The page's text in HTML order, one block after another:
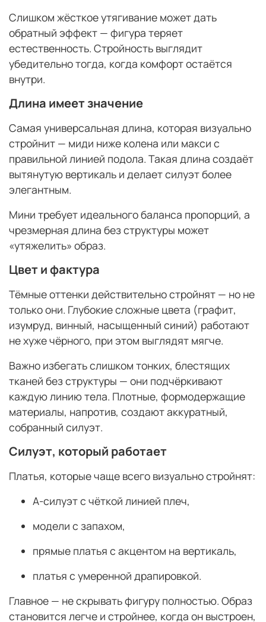
Слишком жёсткое утягивание может дать
обратный эффект — фигура теряет
естественность. Стройность выглядит
убедительно тогда, когда комфорт остаётся
внутри.
Длина имеет значение
Самая универсальная длина, которая визуально
стройнит — миди ниже колена или макси с
правильной линией подола. Такая длина создаёт
вытянутую вертикаль и делает силуэт более
элегантным.
Мини требует идеального баланса пропорций, а
чрезмерная длина без структуры может
«утяжелить» образ.
Цвет и фактура
Тёмные оттенки действительно стройнят — но не
только они. Глубокие сложные цвета (графит,
изумруд, винный, насыщенный синий) работают
не хуже чёрного, при этом выглядят мягче.
Важно избегать слишком тонких, блестящих
тканей без структуры — они подчёркивают
каждую линию тела. Плотные, формодержащие
материалы, напротив, создают аккуратный,
собранный силуэт.
Силуэт, который работает
Платья, которые чаще всего визуально стройнят:
А-силуэт с чёткой линией плеч,
модели с запахом,
прямые платья с акцентом на вертикаль,
платья с умеренной драпировкой.
Главное — не скрывать фигуру полностью. Образ
становится легче и стройнее, когда он выстроен,